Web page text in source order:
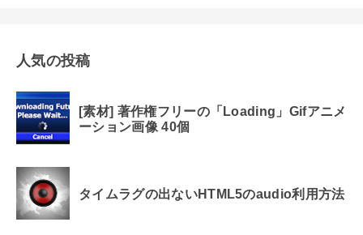
人気の投稿
[素材] 著作権フリーの「Loading」Gifアニメ
ーション画像 40個
タイムラグの出ないHTML5のaudio利用方法